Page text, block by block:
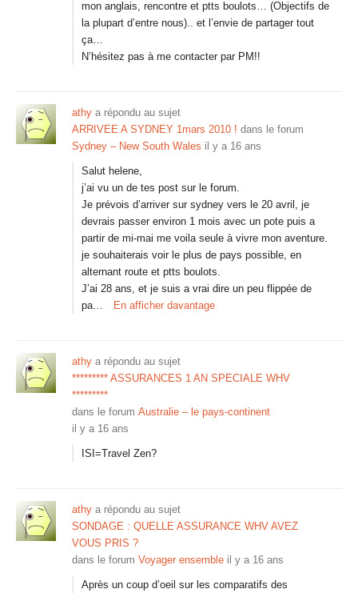
mon anglais, rencontre et ptts boulots… (Objectifs de
la plupart d’entre nous).. et l’envie de partager tout
ça…
N’hésitez pas à me contacter par PM!!
athy a répondu au sujet
ARRIVEE A SYDNEY 1mars 2010 ! dans le forum
Sydney – New South Wales il y a 16 ans
Salut helene,
j’ai vu un de tes post sur le forum.
Je prévois d’arriver sur sydney vers le 20 avril, je
devrais passer environ 1 mois avec un pote puis a
partir de mi-mai me voila seule à vivre mon aventure.
je souhaiterais voir le plus de pays possible, en
alternant route et ptts boulots.
J’ai 28 ans, et je suis a vrai dire un peu flippée de
pa…
En afficher davantage
athy a répondu au sujet
********* ASSURANCES 1 AN SPECIALE WHV
*********
dans le forum Australie – le pays-continent
il y a 16 ans
ISI=Travel Zen?
athy a répondu au sujet
SONDAGE : QUELLE ASSURANCE WHV AVEZ
VOUS PRIS ?
dans le forum Voyager ensemble il y a 16 ans
Après un coup d’oeil sur les comparatifs des